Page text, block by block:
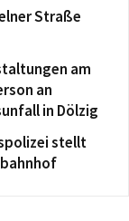
Straße
am
an
in Dölzig
stellt